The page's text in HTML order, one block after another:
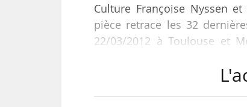
Culture Françoise Nyssen
pièce retrace les 32
22/03/2012 à Toulouse et
essayer de comprendre…